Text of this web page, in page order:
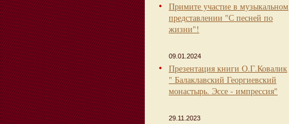
Примите участие в музыкальном
представлении "С песней по
жизни"!
09.01.2024
Презентация книги О.Г.Ковалик
" Балаклавский Георгиевский
монастырь. Эссе - импрессия"
29.11.2023